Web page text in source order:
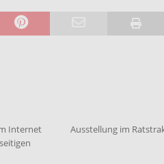
Internet
Ausstellung im